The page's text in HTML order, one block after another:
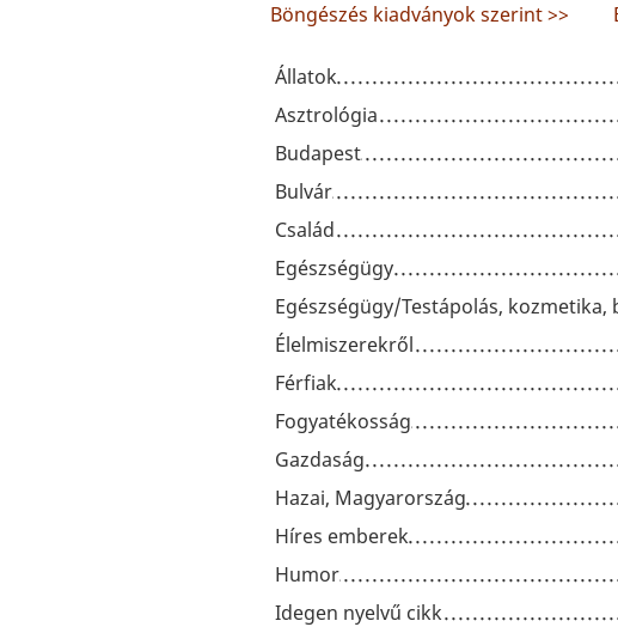
Böngészés kiadványok szerint >>
Állatok
Asztrológia
Budapest
Bulvár
Család
Egészségügy
Egészségügy/Testápolás, kozmetika,
Élelmiszerekről
Férfiak
Fogyatékosság
Gazdaság
Hazai, Magyarország
Híres emberek
Humor
Idegen nyelvű cikk